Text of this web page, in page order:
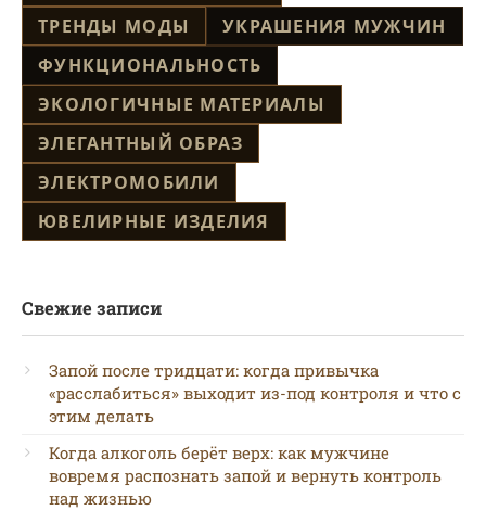
ТРЕНДЫ МОДЫ
УКРАШЕНИЯ МУЖЧИН
ФУНКЦИОНАЛЬНОСТЬ
ЭКОЛОГИЧНЫЕ МАТЕРИАЛЫ
ЭЛЕГАНТНЫЙ ОБРАЗ
ЭЛЕКТРОМОБИЛИ
ЮВЕЛИРНЫЕ ИЗДЕЛИЯ
Свежие записи
Запой после тридцати: когда привычка
«расслабиться» выходит из-под контроля и что с
этим делать
Когда алкоголь берёт верх: как мужчине
вовремя распознать запой и вернуть контроль
над жизнью